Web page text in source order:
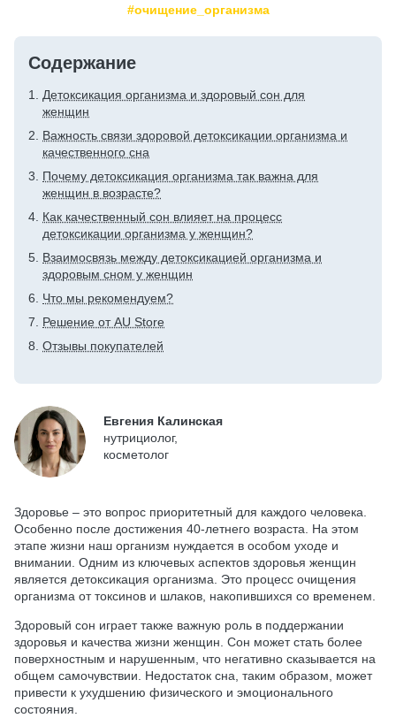
#очищение_организма
Содержание
Детоксикация организма и здоровый сон для
женщин
Важность связи здоровой детоксикации организма и
качественного сна
Почему детоксикация организма так важна для
женщин в возрасте?
Как качественный сон влияет на процесс
детоксикации организма у женщин?
Взаимосвязь между детоксикацией организма и
здоровым сном у женщин
Что мы рекомендуем?
Решение от AU Store
Отзывы покупателей
Евгения Калинская
нутрициолог,
косметолог
Здоровье – это вопрос приоритетный для каждого человека.
Особенно после достижения 40-летнего возраста. На этом
этапе жизни наш организм нуждается в особом уходе и
внимании. Одним из ключевых аспектов здоровья женщин
является детоксикация организма. Это процесс очищения
организма от токсинов и шлаков, накопившихся со временем.
Здоровый сон играет также важную роль в поддержании
здоровья и качества жизни женщин. Сон может стать более
поверхностным и нарушенным, что негативно сказывается на
общем самочувствии. Недостаток сна, таким образом, может
привести к ухудшению физического и эмоционального
состояния.